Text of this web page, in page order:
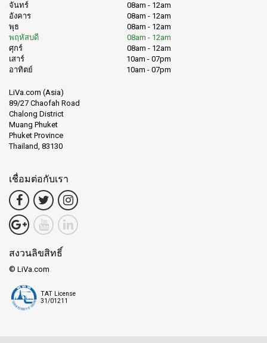
จันทร์
08am - 12am
อังคาร
08am - 12am
พุธ
08am - 12am
พฤหัสบดี
08am - 12am
ศุกร์
08am - 12am
เสาร์
10am - 07pm
อาทิตย์
10am - 07pm
LiVa.com (Asia)
89/27 Chaofah Road
Chalong District
Muang Phuket
Phuket Province
Thailand, 83130
เชื่อมต่อกับเรา
สงวนลิขสิทธิ์
© LiVa.com
TAT License
31/01211